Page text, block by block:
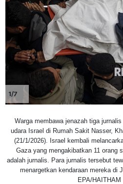
1/7
Warga membawa jenazah tiga
udara Israel di Rumah Sakit Nasser,
(21/1/2026). Israel kembali
Gaza yang mengakibatkan 11 orang
adalah jurnalis. Para jurnalis tersebut
menargetkan kendaraan mereka di
EPA/HAITHAM